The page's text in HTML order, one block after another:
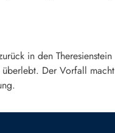
in den Theresienstein
Der Vorfall macht